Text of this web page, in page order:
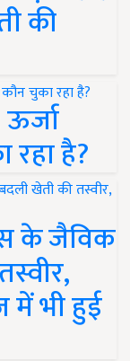
की
रहा है?
के जैविक
भी हुई